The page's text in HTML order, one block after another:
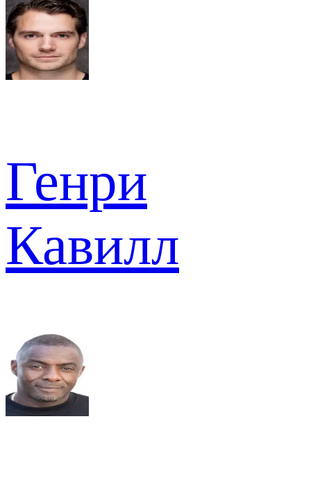
Генри
Кавилл